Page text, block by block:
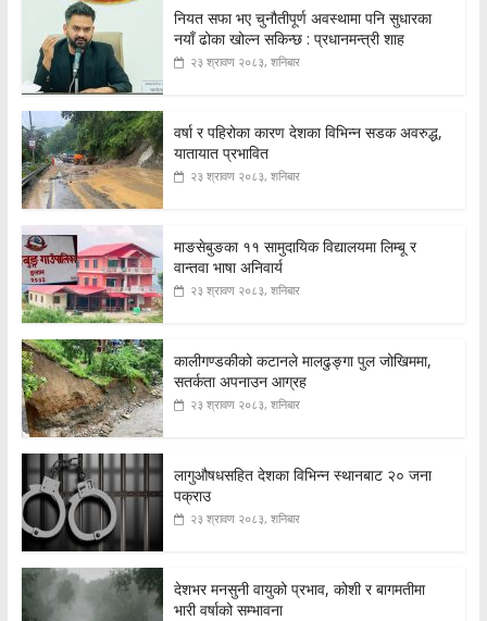
नियत सफा भए चुनौतीपूर्ण अवस्थामा पनि सुधारका
नयाँ ढोका खोल्न सकिन्छ : प्रधानमन्त्री शाह
२३ श्रावण २०८३, शनिबार
वर्षा र पहिरोका कारण देशका विभिन्न सडक अवरुद्ध,
यातायात प्रभावित
२३ श्रावण २०८३, शनिबार
माङसेबुङका ११ सामुदायिक विद्यालयमा लिम्बू र
वान्तवा भाषा अनिवार्य
२३ श्रावण २०८३, शनिबार
कालीगण्डकीको कटानले मालढुङ्गा पुल जोखिममा,
सतर्कता अपनाउन आग्रह
२३ श्रावण २०८३, शनिबार
लागुऔषधसहित देशका विभिन्न स्थानबाट २० जना
पक्राउ
२३ श्रावण २०८३, शनिबार
देशभर मनसुनी वायुको प्रभाव, कोशी र बागमतीमा
भारी वर्षाको सम्भावना